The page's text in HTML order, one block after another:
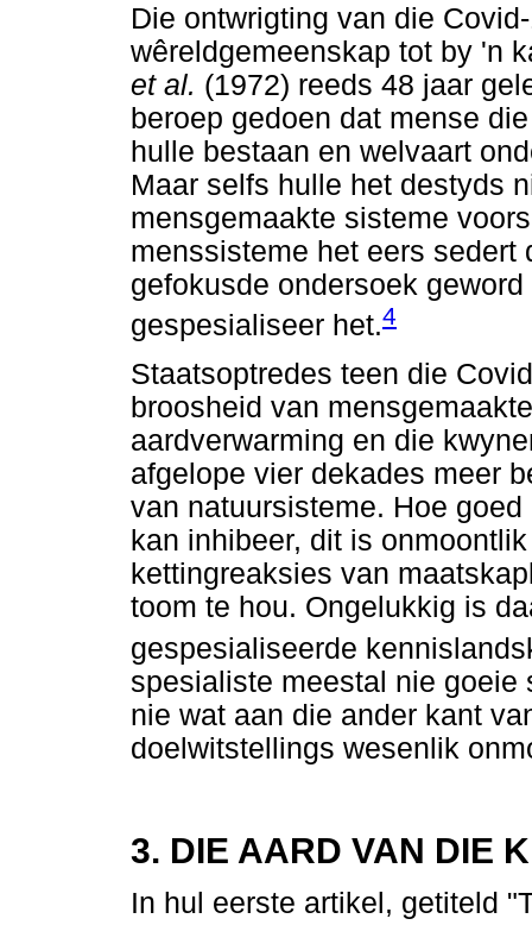
Die ontwrigting van die
wêreldgemeenskap tot by 'n
et al. (1972) reeds 48 jaar
beroep gedoen dat mense
hulle bestaan en welvaart
Maar selfs hulle het destyds
mensgemaakte sisteme
menssisteme het eers sedert
gefokusde ondersoek
gespesialiseer het.4
Staatsoptredes teen die
broosheid van
aardverwarming en die
afgelope vier dekades meer
van natuursisteme. Hoe
kan inhibeer, dit is
kettingreaksies van
toom te hou. Ongelukkig is
gespesialiseerde
spesialiste meestal nie
nie wat aan die ander kant
doelwitstellings wesenlik
3. DIE AARD VAN DIE
In hul eerste artikel, getiteld